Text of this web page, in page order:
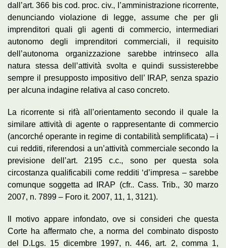
dall’art. 366 bis cod. proc. civ., l’amministrazione ricorrente,
denunciando violazione di legge, assume che per gli
imprenditori quali gli agenti di commercio, intermediari
autonomo degli imprenditori commerciali, il requisito
dell’autonoma organizzazione sarebbe intrinseco alla
natura stessa dell’attività svolta e quindi sussisterebbe
sempre il presupposto impositivo dell’ IRAP, senza spazio
per alcuna indagine relativa al caso concreto.
La ricorrente si rifà all’orientamento secondo il quale la
similare attività di agente o rappresentante di commercio
(ancorché operante in regime di contabilità semplificata) – i
cui redditi, riferendosi a un’attività commerciale secondo la
previsione dell’art. 2195 c.c., sono per questa sola
circostanza qualificabili come redditi ‘d’impresa – sarebbe
comunque soggetta ad IRAP (cfr.. Cass. Trib., 30 marzo
2007, n. 7899 – Foro it. 2007, 11, 1, 3121).
Il motivo appare infondato, ove si consideri che questa
Corte ha affermato che, a norma del combinato disposto
del D.Lgs. 15 dicembre 1997, n. 446, art. 2, comma 1,